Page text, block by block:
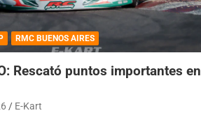
RMC BUENOS AIRES
Rescató puntos importantes en
E-Kart